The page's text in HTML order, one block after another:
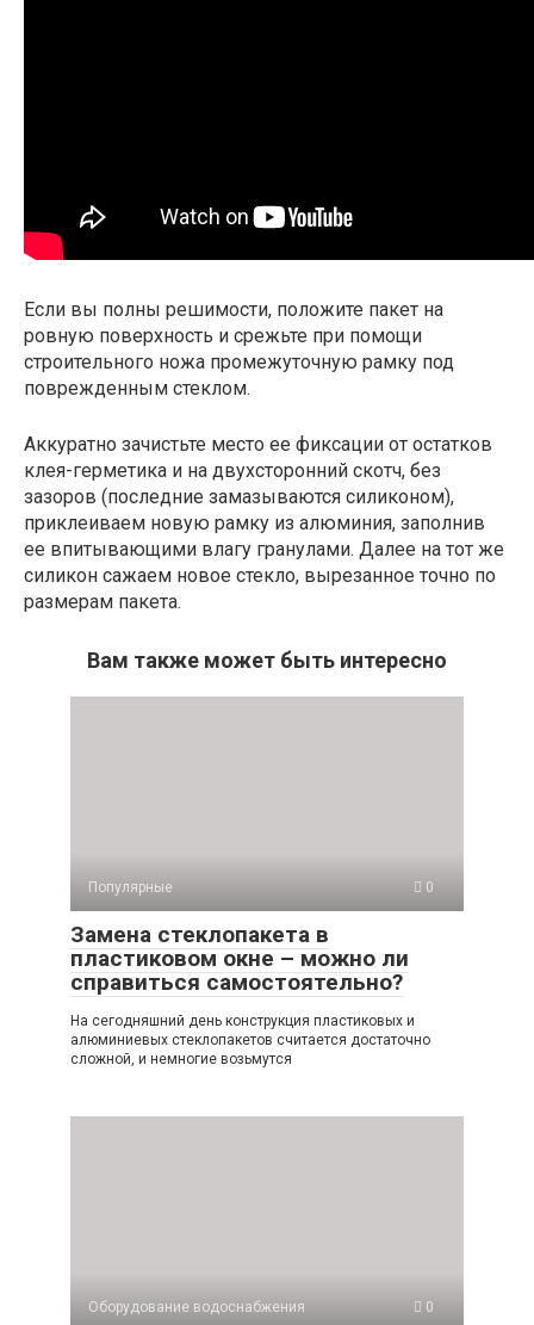
Если вы полны решимости, положите пакет на
ровную поверхность и срежьте при помощи
строительного ножа промежуточную рамку под
поврежденным стеклом.
Аккуратно зачистьте место ее фиксации от остатков
клея-герметика и на двухсторонний скотч, без
зазоров (последние замазываются силиконом),
приклеиваем новую рамку из алюминия, заполнив
ее впитывающими влагу гранулами. Далее на тот же
силикон сажаем новое стекло, вырезанное точно по
размерам пакета.
Вам также может быть интересно
Популярные 0
Замена стеклопакета в
пластиковом окне – можно ли
справиться самостоятельно?
На сегодняшний день конструкция пластиковых и
алюминиевых стеклопакетов считается достаточно
сложной, и немногие возьмутся
Оборудование водоснабжения 0